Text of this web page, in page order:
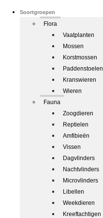
Soortgroepen
Flora
Vaatplanten
Mossen
Korstmossen
Paddenstoelen
Kranswieren
Wieren
Fauna
Zoogdieren
Reptielen
Amfibieën
Vissen
Dagvlinders
Nachtvlinders
Microvlinders
Libellen
Weekdieren
Kreeftachtigen